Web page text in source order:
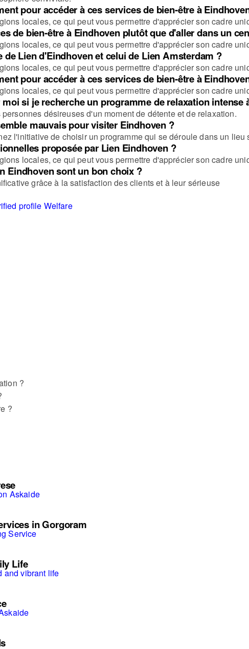
pour accéder à ces services de bien-être à
locales, ce qui peut vous permettre d'apprécier son cadre
de bien-être à Eindhoven plutôt que d'aller dans un
locales, ce qui peut vous permettre d'apprécier son cadre
Lien d'Eindhoven et celui de Lien Amsterdam ?
locales, ce qui peut vous permettre d'apprécier son cadre
pour accéder à ces services de bien-être à
locales, ce qui peut vous permettre d'apprécier son cadre
si je recherche un programme de relaxation intense
désireuses d'un moment de détente et de relaxation.
mauvais pour visiter Eindhoven ?
l'initiative de choisir un programme qui se déroule dans un lieu
proposée par Lien Eindhoven ?
locales, ce qui peut vous permettre d'apprécier son cadre
Eindhoven sont un bon choix ?
grâce à la satisfaction des clients et à leur sérieuse
profile Welfare
?
?
Askaide
in Gorgoram
Service
Life
and vibrant life